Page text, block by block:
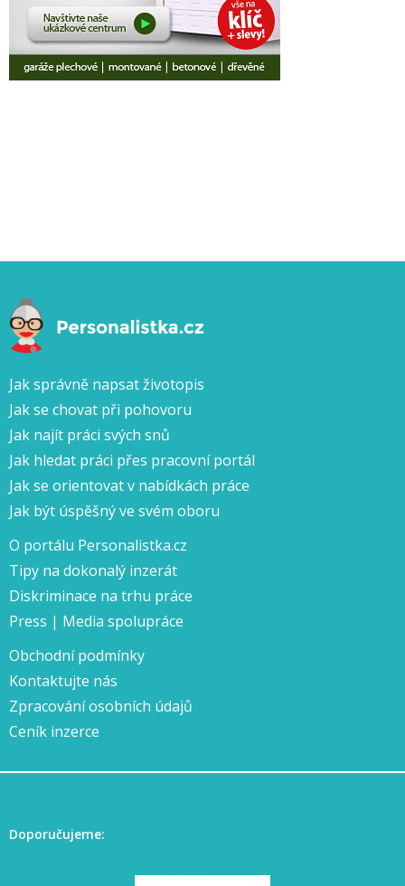
Jak správně napsat životopis
Jak se chovat při pohovoru
Jak najít práci svých snů
Jak hledat práci přes pracovní portál
Jak se orientovat v nabídkách práce
Jak být úspěšný ve svém oboru
O portálu Personalistka.cz
Tipy na dokonalý inzerát
Diskriminace na trhu práce
Press | Media spolupráce
Obchodní podmínky
Kontaktujte nás
Zpracování osobních údajů
Ceník inzerce
Doporučujeme: